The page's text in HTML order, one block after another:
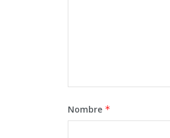
Nombre *